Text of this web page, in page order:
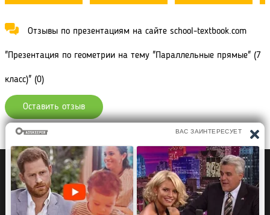
Отзывы по презентациям на сайте school-textbook.com
"Презентация по геометрии на тему "Параллельные прямые" (7
класс)" (0)
Оставить отзыв
Политика конфиденциальности
Правообладателям
Рефераты Дипломы Курсовые работы
Читать книги
Аудиокниги